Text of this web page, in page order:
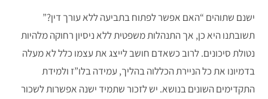
ישנם שתוהים “האם אפשר לפתוח בתביעה ללא עורך דין?”
תשובתנו היא כן, אך התנהלות משפטית ללא ניסיון רחוקה מלהיות
נטולת סיכונים. לרוב כשאדם חושב לייצג את עצמו כלל לא מעלה
בדמיונו את כל הניירת הכללוה בהליך, עמידה בלו”ז ולמידת
התקדימים השונים בנושא. יש לזכור שתמיד ישנה אפשרות לשכור